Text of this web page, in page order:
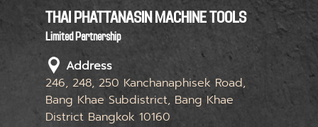
THAI PHATTANASIN MACHINE TOOLS
Limited Partnership
Address
246, 248, 250 Kanchanaphisek Road,
Bang Khae Subdistrict, Bang Khae
District Bangkok 10160